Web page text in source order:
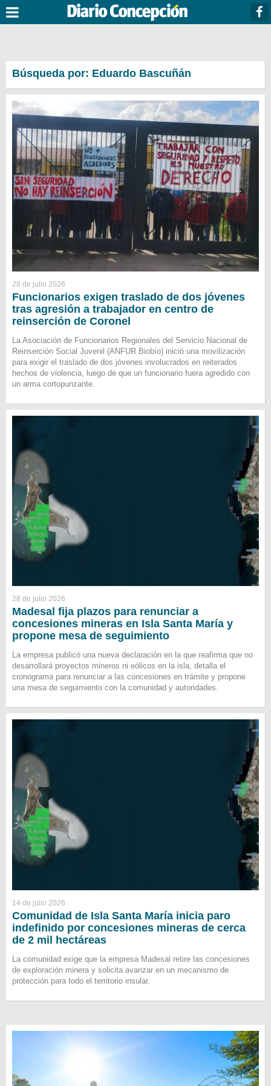
Búsqueda por: Eduardo Bascuñán
28 de julio 2026
Funcionarios exigen traslado de dos jóvenes
tras agresión a trabajador en centro de
reinserción de Coronel
La Asociación de Funcionarios Regionales del Servicio Nacional de
Reinserción Social Juvenil (ANFUR Biobío) inició una movilización
para exigir el traslado de dos jóvenes involucrados en reiterados
hechos de violencia, luego de que un funcionario fuera agredido con
un arma cortopunzante.
28 de julio 2026
Madesal fija plazos para renunciar a
concesiones mineras en Isla Santa María y
propone mesa de seguimiento
La empresa publicó una nueva declaración en la que reafirma que no
desarrollará proyectos mineros ni eólicos en la isla, detalla el
cronograma para renunciar a las concesiones en trámite y propone
una mesa de seguimiento con la comunidad y autoridades.
14 de julio 2026
Comunidad de Isla Santa María inicia paro
indefinido por concesiones mineras de cerca
de 2 mil hectáreas
La comunidad exige que la empresa Madesal retire las concesiones
de exploración minera y solicita avanzar en un mecanismo de
protección para todo el territorio insular.